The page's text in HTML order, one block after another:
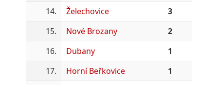
14.
Želechovice
3
15.
Nové Brozany
2
16.
Dubany
1
17.
Horní Beřkovice
1